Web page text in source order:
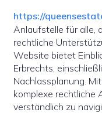
https://
Anlaufstelle für alle,
rechtliche
Website bietet
Erbrechts,
Nachlassplanung.
komplexe rechtliche
verständlich zu